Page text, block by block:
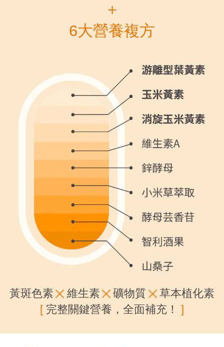
＋
6大營養複方
黃斑色素 維生素 礦物質
草本植化素
[ 完整關鍵營養，全面補充！ ]